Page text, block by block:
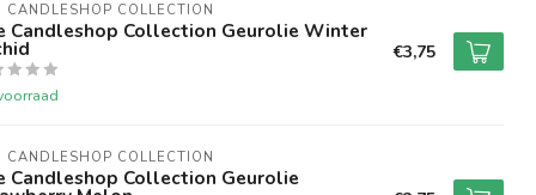
CANDLESHOP COLLECTION
Candleshop Collection Geurolie Winter
€3,75
CANDLESHOP COLLECTION
Candleshop Collection Geurolie